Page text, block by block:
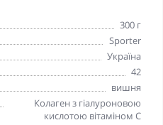
300 г
Sporter
Україна
42
вишня
Колаген з гіалуроновою
кислотою вітаміном С